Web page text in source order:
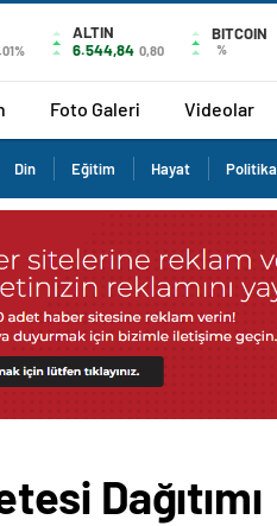
ALTIN
6.544,84 0,80
BITCOIN
%
Foto Galeri Videolar
Din Eğitim Hayat Politika
Dağıtımı